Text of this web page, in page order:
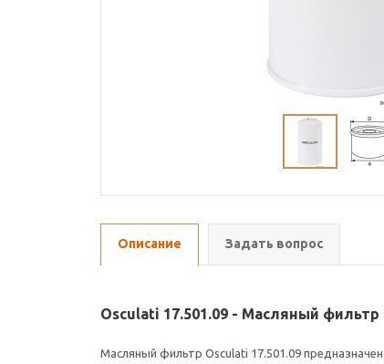
Описание Задать вопрос
Osculati 17.501.09 - Масляный
Масляный фильтр Osculati 17.501.09